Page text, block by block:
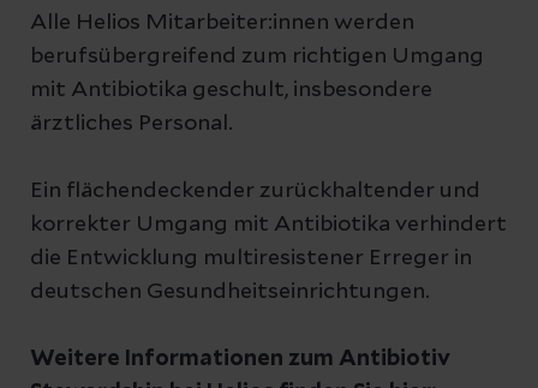
Alle Helios Mitarbeiter:innen werden
berufsübergreifend zum richtigen Umgang
mit Antibiotika geschult, insbesondere
ärztliches Personal.
Ein flächendeckender zurückhaltender und
korrekter Umgang mit Antibiotika verhindert
die Entwicklung multiresistener Erreger in
deutschen Gesundheitseinrichtungen.
Weitere Informationen zum Antibiotiv